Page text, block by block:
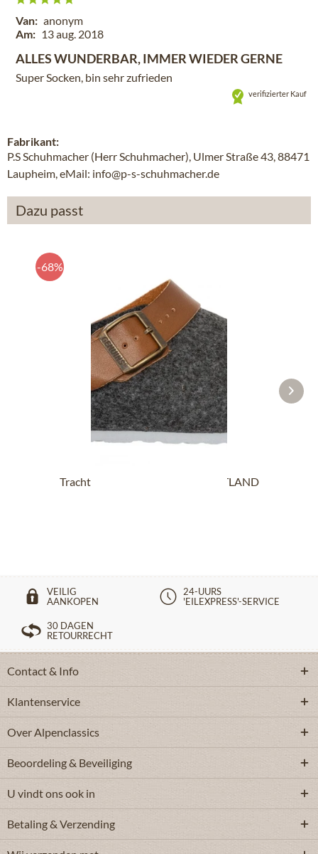
Van: anonym
Am: 13 aug. 2018
ALLES WUNDERBAR, IMMER WIEDER GERNE
Super Socken, bin sehr zufrieden
verifizierter Kauf
Fabrikant:
P.S Schuhmacher (Herr Schuhmacher), Ulmer Straße 43, 88471
Laupheim, eMail: info@p-s-schuhmacher.de
Dazu passt
-68%
Trachten Pantoffel G102997 SHETLAND
VEILIG
AANKOPEN
24-UURS
'EILEXPRESS'-SERVICE
30 DAGEN
RETOURRECHT
Contact & Info
Klantenservice
Over Alpenclassics
Beoordeling & Beveiliging
U vindt ons ook in
Betaling & Verzending